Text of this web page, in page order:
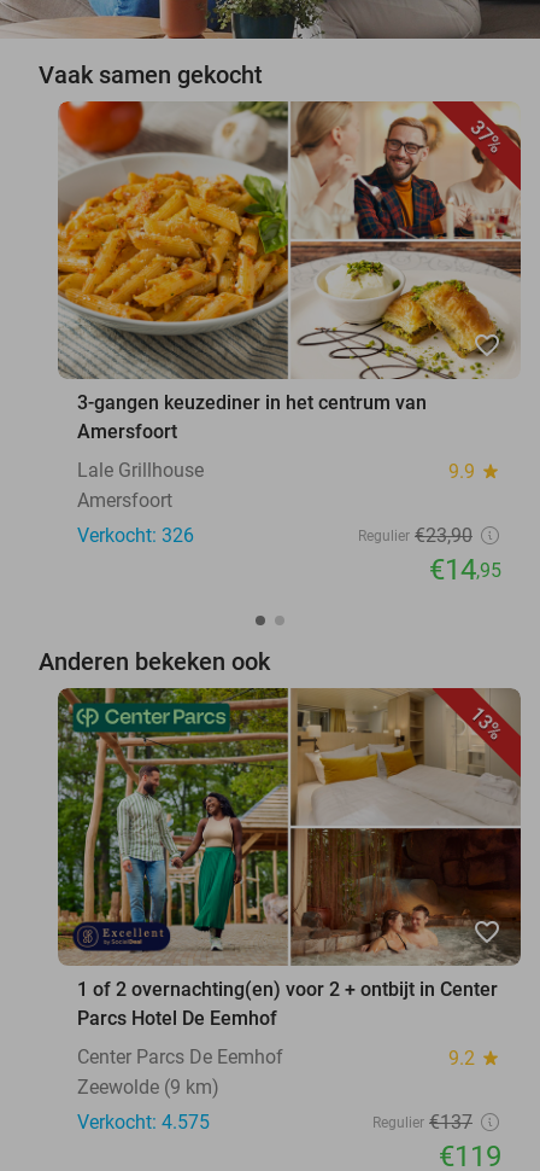
Vaak samen gekocht
37%
favorite_border
3-gangen keuzediner in het centrum van
Amersfoort
Lale Grillhouse
9.9 star
Amersfoort
Verkocht: 326
Regulier €23,90
€14,95
Anderen bekeken ook
13%
favorite_border
1 of 2 overnachting(en) voor 2 + ontbijt in Center
Parcs Hotel De Eemhof
Center Parcs De Eemhof
9.2 star
Zeewolde (9 km)
Verkocht: 4.575
Regulier €137
€119